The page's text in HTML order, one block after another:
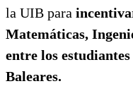
la UIB para
Matemáticas,
entre los
Baleares.